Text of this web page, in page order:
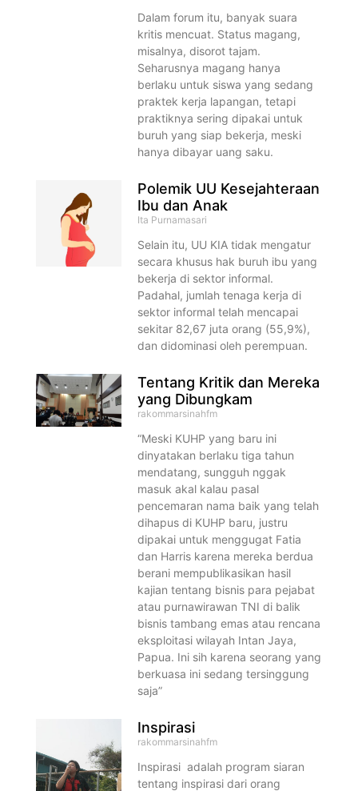
Dalam forum itu, banyak suara
kritis mencuat. Status magang,
misalnya, disorot tajam.
Seharusnya magang hanya
berlaku untuk siswa yang sedang
praktek kerja lapangan, tetapi
praktiknya sering dipakai untuk
buruh yang siap bekerja, meski
hanya dibayar uang saku.
Polemik UU Kesejahteraan
Ibu dan Anak
Ita Purnamasari
Selain itu, UU KIA tidak mengatur
secara khusus hak buruh ibu yang
bekerja di sektor informal.
Padahal, jumlah tenaga kerja di
sektor informal telah mencapai
sekitar 82,67 juta orang (55,9%),
dan didominasi oleh perempuan.
Tentang Kritik dan Mereka
yang Dibungkam
rakommarsinahfm
“Meski KUHP yang baru ini
dinyatakan berlaku tiga tahun
mendatang, sungguh nggak
masuk akal kalau pasal
pencemaran nama baik yang telah
dihapus di KUHP baru, justru
dipakai untuk menggugat Fatia
dan Harris karena mereka berdua
berani mempublikasikan hasil
kajian tentang bisnis para pejabat
atau purnawirawan TNI di balik
bisnis tambang emas atau rencana
eksploitasi wilayah Intan Jaya,
Papua. Ini sih karena seorang yang
berkuasa ini sedang tersinggung
saja”
Inspirasi
rakommarsinahfm
Inspirasi adalah program siaran
tentang inspirasi dari orang